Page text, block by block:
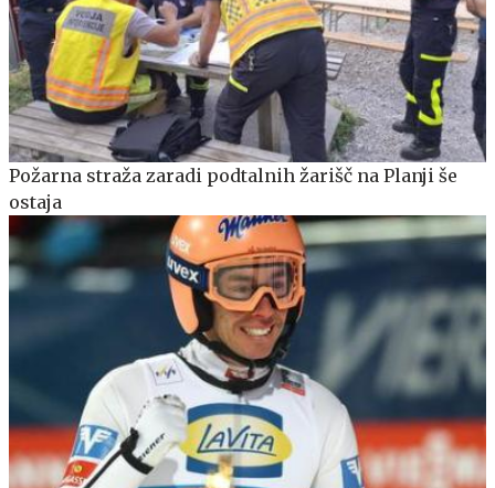
Požarna straža zaradi podtalnih žarišč na Planji še
ostaja